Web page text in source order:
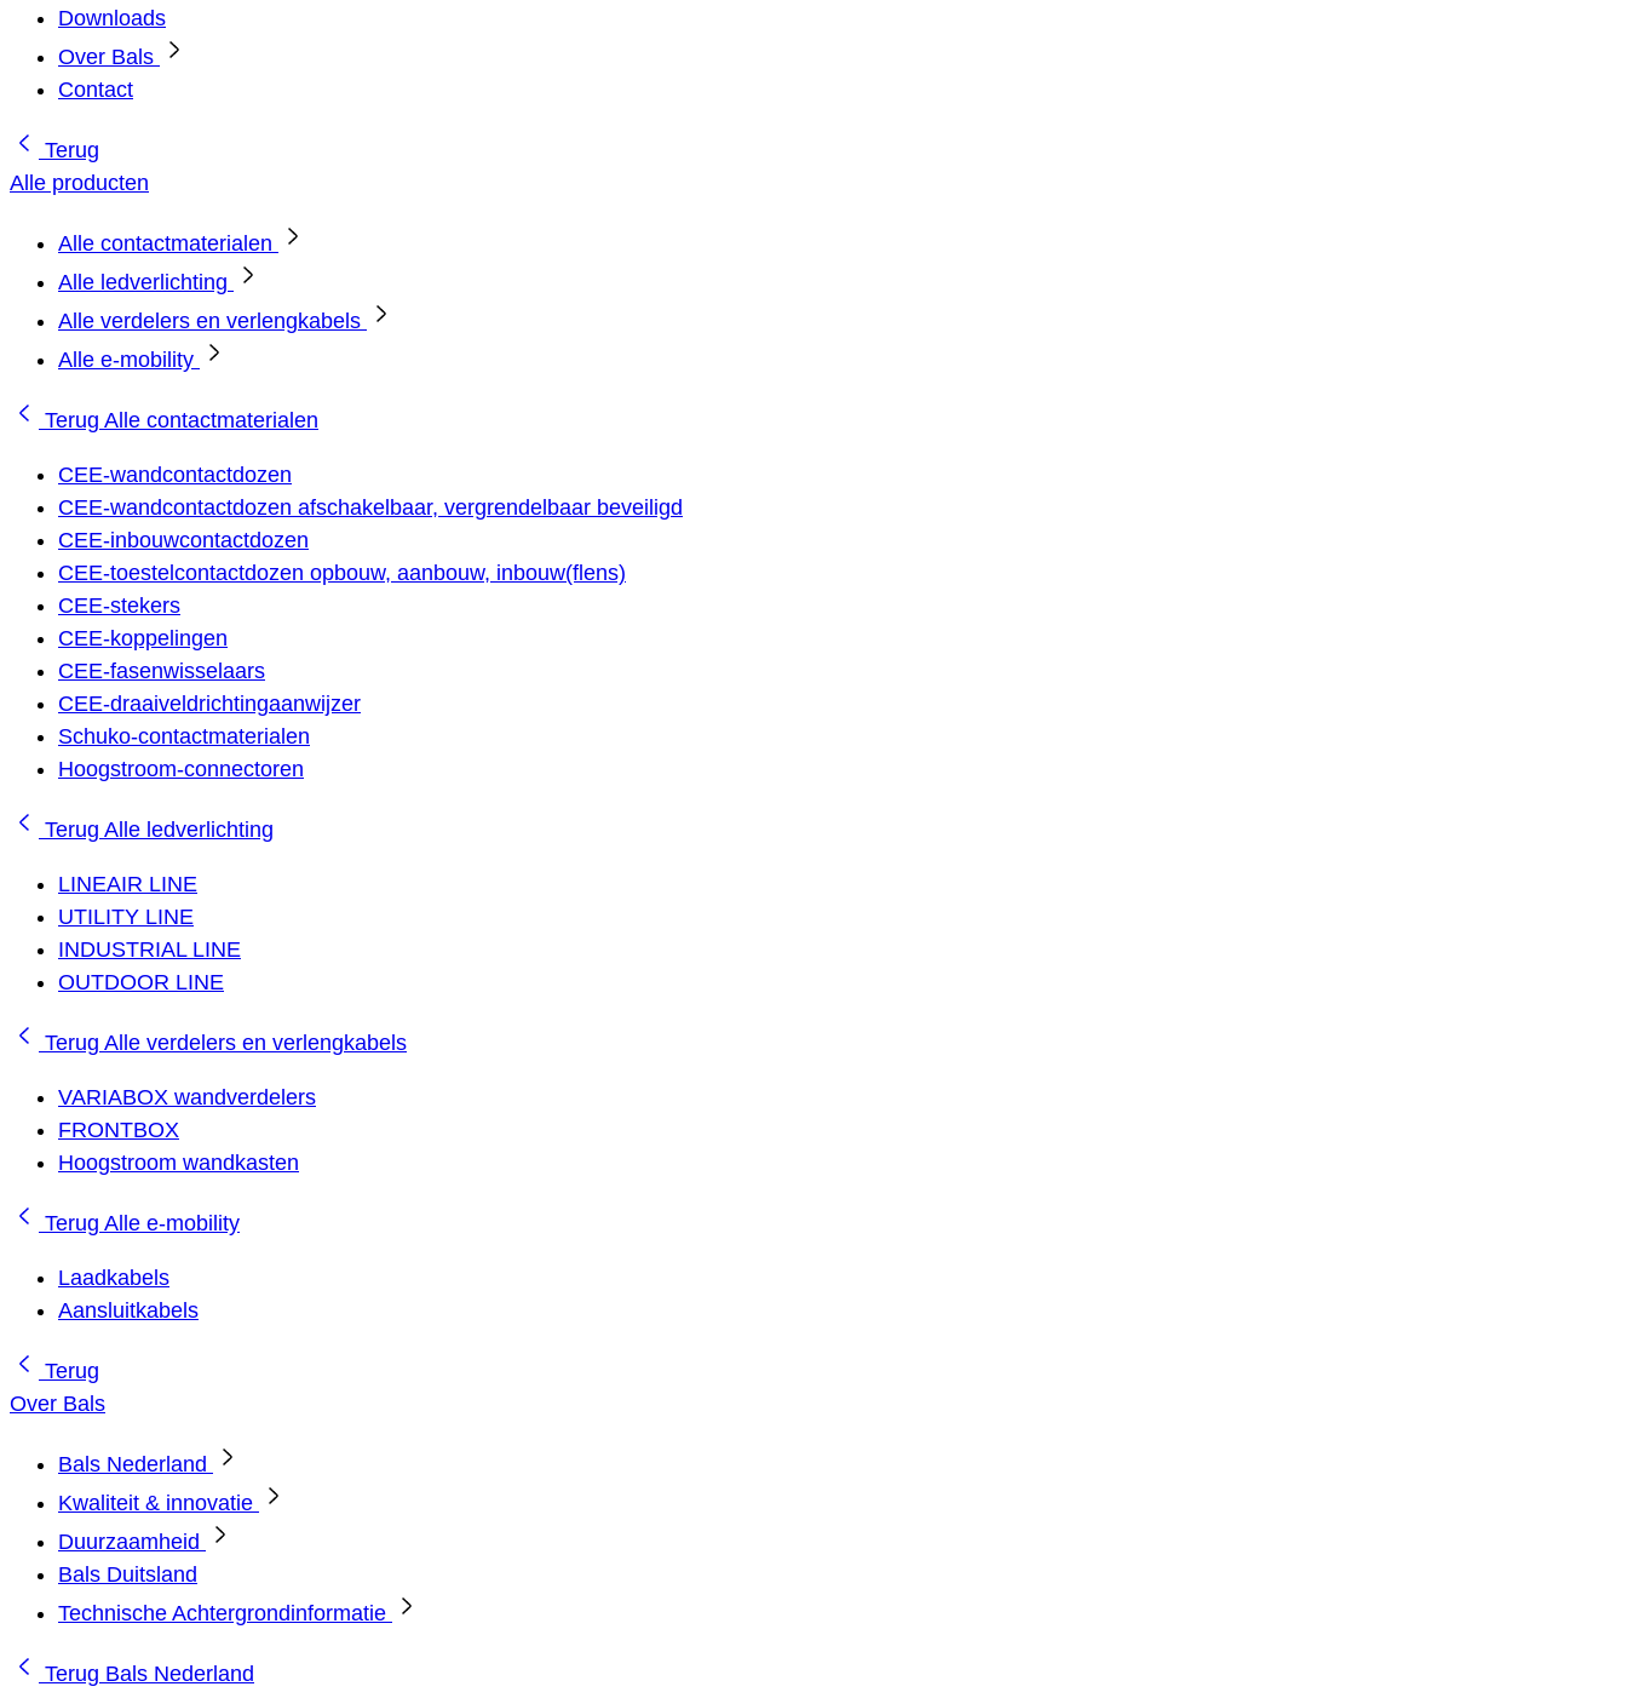
Downloads
Over Bals
Contact
Terug
Alle producten
Alle contactmaterialen
Alle ledverlichting
Alle verdelers en verlengkabels
Alle e-mobility
Terug Alle contactmaterialen
CEE-wandcontactdozen
CEE-wandcontactdozen afschakelbaar, vergrendelbaar beveiligd
CEE-inbouwcontactdozen
CEE-toestelcontactdozen opbouw, aanbouw, inbouw(flens)
CEE-stekers
CEE-koppelingen
CEE-fasenwisselaars
CEE-draaiveldrichtingaanwijzer
Schuko-contactmaterialen
Hoogstroom-connectoren
Terug Alle ledverlichting
LINEAIR LINE
UTILITY LINE
INDUSTRIAL LINE
OUTDOOR LINE
Terug Alle verdelers en verlengkabels
VARIABOX wandverdelers
FRONTBOX
Hoogstroom wandkasten
Terug Alle e-mobility
Laadkabels
Aansluitkabels
Terug
Over Bals
Bals Nederland
Kwaliteit & innovatie
Duurzaamheid
Bals Duitsland
Technische Achtergrondinformatie
Terug Bals Nederland